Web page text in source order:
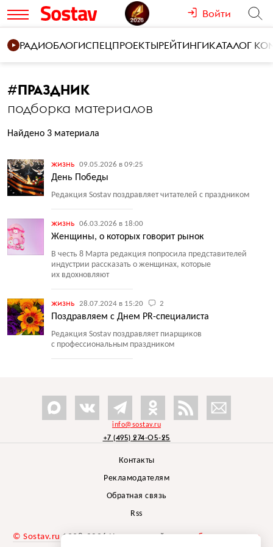
Войти
РАДИОБЛОГИСПЕЦПРОЕКТЫРЕЙТИНГИКАТАЛОГ
#ПРАЗДНИК
подборка материалов
Найдено 3 материала
жизнь 09.05.2026 в 09:25
День Победы
Редакция Sostav поздравляет читателей с праздником
жизнь 06.03.2026 в 18:00
Женщины, о которых говорит рынок
В честь 8 Марта редакция попросила представителей
индустрии рассказать о женщинах, которые
их вдохновляют
жизнь 28.07.2024 в 15:20 2
Поздравляем с Днем PR-специалиста
Редакция Sostav поздравляет пиарщиков
с профессиональным праздником
info@sostav.ru
+7 (495) 274-05-25
Контакты
Рекламодателям
Обратная связь
Rss
© Sostav.ru 1998-2026 Независимый проектбрендингового